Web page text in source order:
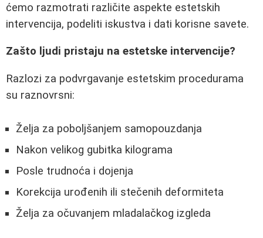
ćemo razmotrati različite aspekte estetskih
intervencija, podeliti iskustva i dati korisne savete.
Zašto ljudi pristaju na estetske intervencije?
Razlozi za podvrgavanje estetskim procedurama
su raznovrsni:
Želja za poboljšanjem samopouzdanja
Nakon velikog gubitka kilograma
Posle trudnoća i dojenja
Korekcija urođenih ili stečenih deformiteta
Želja za očuvanjem mladalačkog izgleda